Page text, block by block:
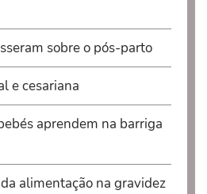
sobre o pós-parto
e cesariana
aprendem na barriga
alimentação na gravidez